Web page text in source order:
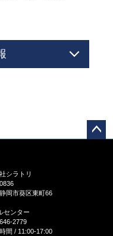
シラトリ
岡市葵区東町66
センター
2779
間 / 11:00-17:00